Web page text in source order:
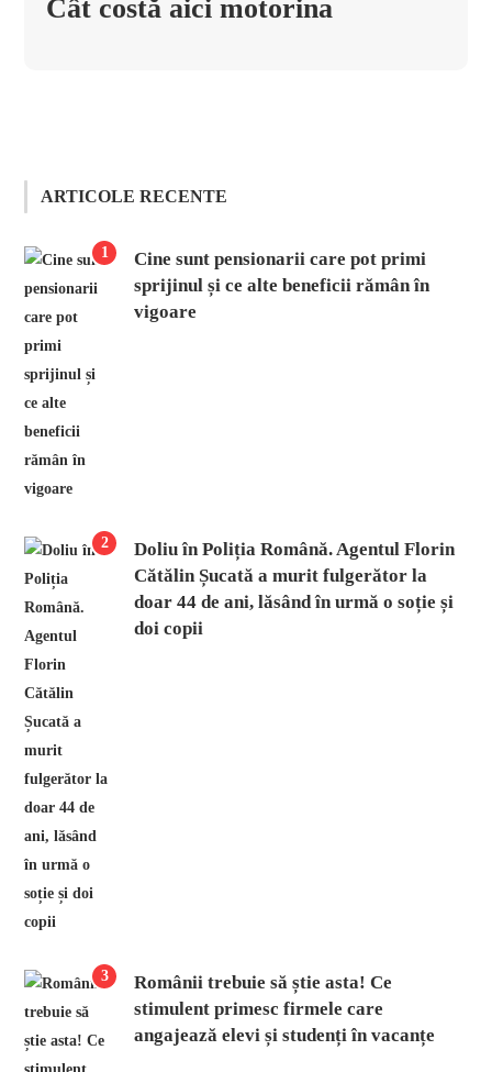
Cât costă aici motorina
ARTICOLE RECENTE
1
Cine sunt pensionarii care pot primi
sprijinul și ce alte beneficii rămân în
vigoare
2
Doliu în Poliția Română. Agentul Florin
Cătălin Șucată a murit fulgerător la
doar 44 de ani, lăsând în urmă o soție și
doi copii
3
Românii trebuie să știe asta! Ce
stimulent primesc firmele care
angajează elevi și studenți în vacanțe